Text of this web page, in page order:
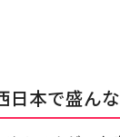
日本で盛ん